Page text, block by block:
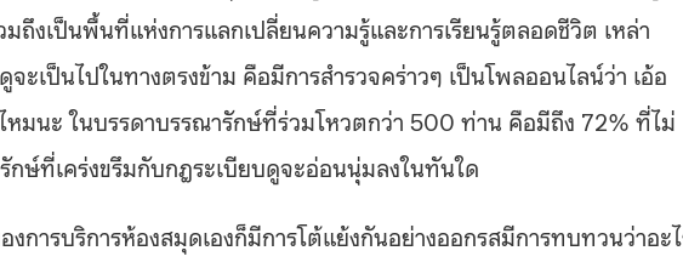
ถึงเป็นพื้นที่แห่งการแลกเปลี่ยนความรู้และการเรียนรู้ตลอดชีวิต เหล่า
ะเป็นไปในทางตรงข้าม คือมีการสำรวจคร่าวๆ เป็นโพลออนไลน์ว่า เอ้อ
หมนะ ในบรรดาบรรณารักษ์ที่ร่วมโหวตกว่า 500 ท่าน คือมีถึง 72% ที่ไม่
ษ์ที่เคร่งขรึมกับกฎระเบียบดูจะอ่อนนุ่มลงในทันใด
งการบริการห้องสมุดเองก็มีการโต้แย้งกันอย่างออกรสมีการทบทวนว่าอะ